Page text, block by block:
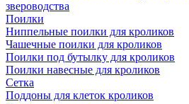
звероводства
Поилки
Ниппельные поилки для кроликов
Чашечные поилки для кроликов
Поилки под бутылку для кроликов
Поилки навесные для кроликов
Сетка
Поддоны для клеток кроликов